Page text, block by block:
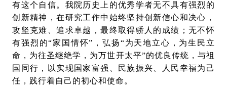
有这个自信。我院历史上的优秀学者无不具有强烈的
创新精神，在研究工作中始终坚持创新信心和决心，
攻坚克难、追求卓越，最终取得骄人的成绩；无不怀
有强烈的“家国情怀”，弘扬“为天地立心，为生民立
命，为往圣继绝学，为万世开太平”的优良传统，与祖
国同行，以实现国家富强、民族振兴、人民幸福为己
任，践行着自己的初心和使命。